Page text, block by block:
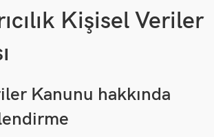
Kişisel Veriler
Kanunu hakkında